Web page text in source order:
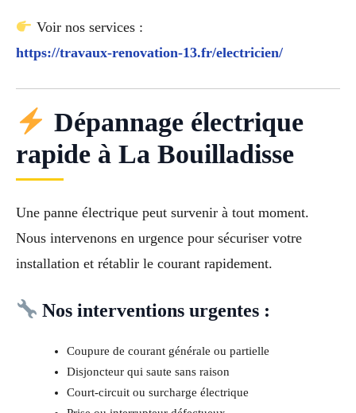
Voir nos services :
https://travaux-renovation-13.fr/electricien/
Dépannage électrique
rapide à La Bouilladisse
Une panne électrique peut survenir à tout moment.
Nous intervenons en urgence pour sécuriser votre
installation et rétablir le courant rapidement.
Nos interventions urgentes :
Coupure de courant générale ou partielle
Disjoncteur qui saute sans raison
Court-circuit ou surcharge électrique